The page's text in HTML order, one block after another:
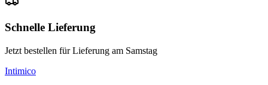
Schnelle Lieferung
Jetzt bestellen für Lieferung am Samstag
Intimico